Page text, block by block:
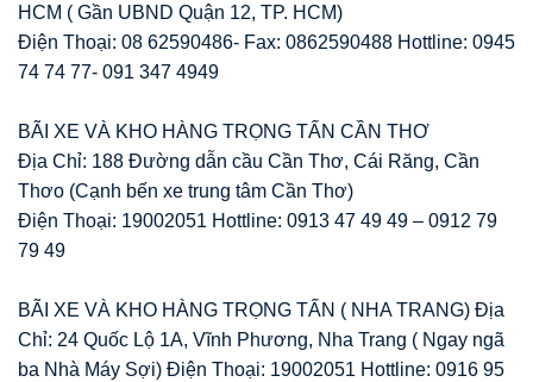
HCM ( Gần UBND Quận 12, TP. HCM)
Điện Thoại: 08 62590486- Fax: 0862590488 Hottline: 0945
74 74 77- 091 347 4949
BÃI XE VÀ KHO HÀNG TRỌNG TẤN CẦN THƠ
Địa Chỉ: 188 Đường dẫn cầu Cần Thơ, Cái Răng, Cần
Thơo (Cạnh bến xe trung tâm Cần Thơ)
Điện Thoại: 19002051 Hottline: 0913 47 49 49 – 0912 79
79 49
BÃI XE VÀ KHO HÀNG TRỌNG TẤN ( NHA TRANG) Địa
Chỉ: 24 Quốc Lộ 1A, Vĩnh Phương, Nha Trang ( Ngay ngã
ba Nhà Máy Sợi) Điện Thoại: 19002051 Hottline: 0916 95